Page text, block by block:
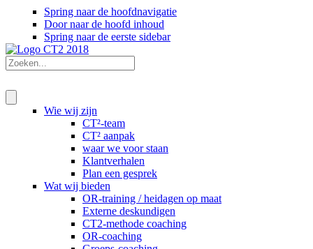
Spring naar de hoofdnavigatie
Door naar de hoofd inhoud
Spring naar de eerste sidebar
Wie wij zijn
CT²-team
CT² aanpak
waar we voor staan
Klantverhalen
Plan een gesprek
Wat wij bieden
OR-training / heidagen op maat
Externe deskundigen
CT2-methode coaching
OR-coaching